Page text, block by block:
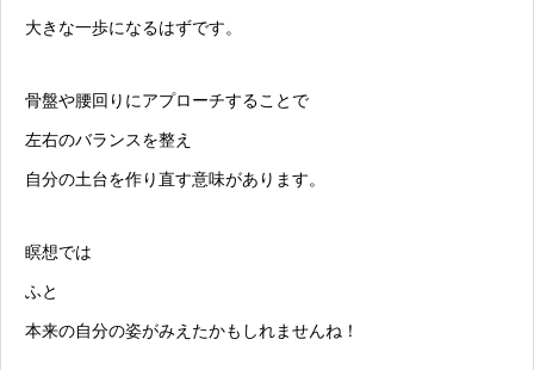
大きな一歩になるはずです。
骨盤や腰回りにアプローチすることで
左右のバランスを整え
自分の土台を作り直す意味があります。
瞑想では
ふと
本来の自分の姿がみえたかもしれませんね！